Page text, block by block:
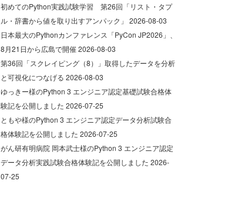
初めてのPython実践試験学習 第26回「リスト・タプ
ル・辞書から値を取り出すアンパック」 2026-08-03
日本最大のPythonカンファレンス「PyCon JP2026」、
8月21日から広島で開催2026-08-03
第36回「スクレイピング（8）」取得したデータを分析
と可視化につなげる 2026-08-03
ゆっきー様のPython 3 エンジニア認定基礎試験合格体
験記を公開しました 2026-07-25
ともや様のPython 3 エンジニア認定データ分析試験合
格体験記を公開しました 2026-07-25
がん研有明病院 岡本武士様のPython 3 エンジニア認定
データ分析実践試験合格体験記を公開しました 2026-
07-25